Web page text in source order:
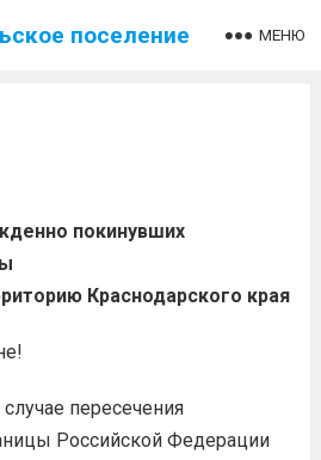
поселение МЕНЮ
покинувших
Краснодарского края
пересечения
Российской Федерации